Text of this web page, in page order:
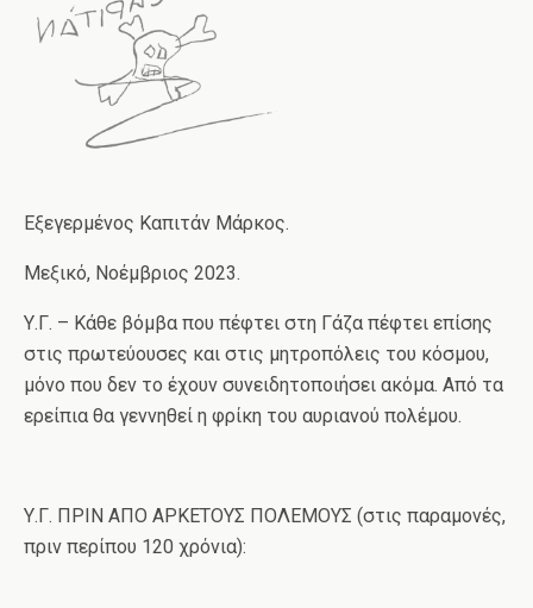
Εξεγερμένος Καπιτάν Μάρκος.
Μεξικό, Νοέμβριος 2023.
Υ.Γ. – Κάθε βόμβα που πέφτει στη Γάζα πέφτει επίσης
στις πρωτεύουσες και στις μητροπόλεις του κόσμου,
μόνο που δεν το έχουν συνειδητοποιήσει ακόμα. Από τα
ερείπια θα γεννηθεί η φρίκη του αυριανού πολέμου.
Υ.Γ. ΠΡΙΝ ΑΠΟ ΑΡΚΕΤΟΥΣ ΠΟΛΕΜΟΥΣ (στις παραμονές,
πριν περίπου 120 χρόνια):